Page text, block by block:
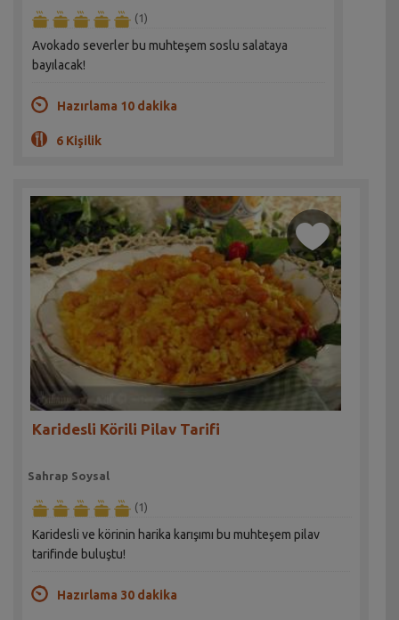
(1)
Avokado severler bu muhteşem soslu salataya
bayılacak!
Hazırlama 10 dakika
6 Kişilik
Karidesli Körili Pilav Tarifi
Sahrap Soysal
(1)
Karidesli ve körinin harika karışımı bu muhteşem pilav
tarifinde buluştu!
Hazırlama 30 dakika